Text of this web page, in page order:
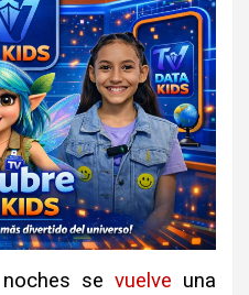
se vuelve una